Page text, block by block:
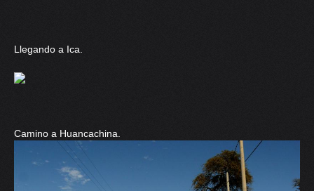
Llegando a Ica.
Camino a Huancachina.